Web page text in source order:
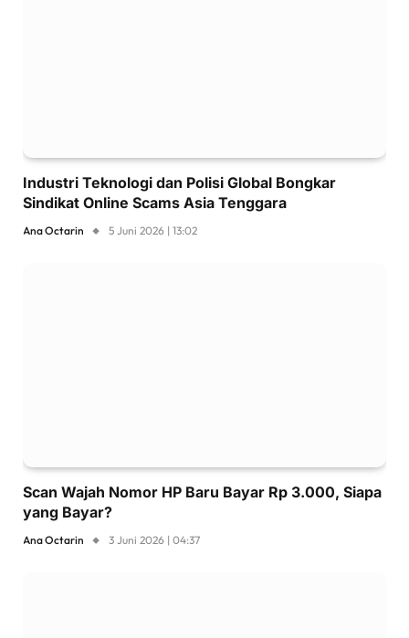
Industri Teknologi dan Polisi Global Bongkar
Sindikat Online Scams Asia Tenggara
Ana Octarin 5 Juni 2026 | 13:02
Scan Wajah Nomor HP Baru Bayar Rp 3.000, Siapa
yang Bayar?
Ana Octarin 3 Juni 2026 | 04:37